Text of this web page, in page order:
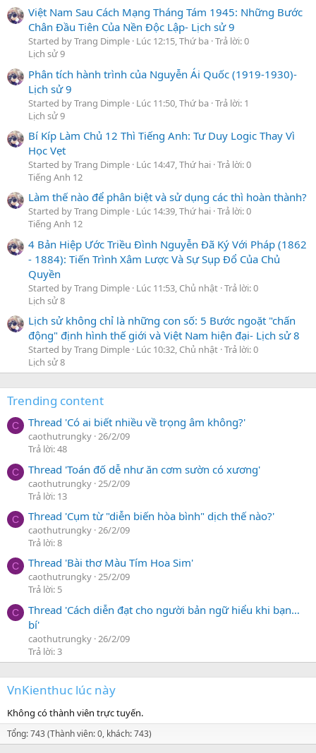
Việt Nam Sau Cách Mạng Tháng Tám 1945: Những Bước
Chân Đầu Tiên Của Nền Độc Lập- Lịch sử 9
Started by Trang Dimple Lúc 12:15, Thứ ba Trả lời: 0
Lịch sử 9
Phân tích hành trình của Nguyễn Ái Quốc (1919-1930)-
Lịch sử 9
Started by Trang Dimple Lúc 11:50, Thứ ba Trả lời: 1
Lịch sử 9
Bí Kíp Làm Chủ 12 Thì Tiếng Anh: Tư Duy Logic Thay Vì
Học Vẹt
Started by Trang Dimple Lúc 14:47, Thứ hai Trả lời: 0
Tiếng Anh 12
Làm thế nào để phân biệt và sử dụng các thì hoàn thành?
Started by Trang Dimple Lúc 14:39, Thứ hai Trả lời: 0
Tiếng Anh 12
4 Bản Hiệp Ước Triều Đình Nguyễn Đã Ký Với Pháp (1862
- 1884): Tiến Trình Xâm Lược Và Sự Sụp Đổ Của Chủ
Quyền
Started by Trang Dimple Lúc 11:53, Chủ nhật Trả lời: 0
Lịch sử 8
Lịch sử không chỉ là những con số: 5 Bước ngoặt "chấn
động" định hình thế giới và Việt Nam hiện đại- Lịch sử 8
Started by Trang Dimple Lúc 10:32, Chủ nhật Trả lời: 0
Lịch sử 8
Trending content
C Thread 'Có ai biết nhiều về trọng âm không?'
caothutrungky 26/2/09
Trả lời: 48
C Thread 'Toán đố dễ như ăn cơm sườn có xương'
caothutrungky 25/2/09
Trả lời: 13
C Thread 'Cụm từ "diễn biến hòa bình" dịch thế nào?'
caothutrungky 26/2/09
Trả lời: 8
C Thread 'Bài thơ Màu Tím Hoa Sim'
caothutrungky 25/2/09
Trả lời: 5
C
Thread 'Cách diễn đạt cho người bản ngữ hiểu khi bạn…
bí'
caothutrungky 26/2/09
Trả lời: 3
VnKienthuc lúc này
Không có thành viên trực tuyến.
Tổng: 743 (Thành viên: 0, khách: 743)